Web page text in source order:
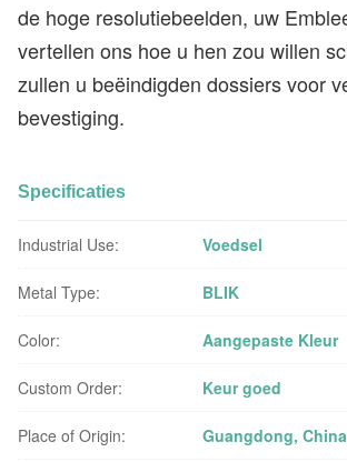
de hoge resolutiebeelden, uw
vertellen ons hoe u hen zou willen
zullen u beëindigden dossiers voor
bevestiging.
Specificaties
Industrial Use: Voedsel
Metal Type: BLIK
Color: Aangepaste Kleur
Custom Order: Keur goed
Place of Origin: Guangdong, China